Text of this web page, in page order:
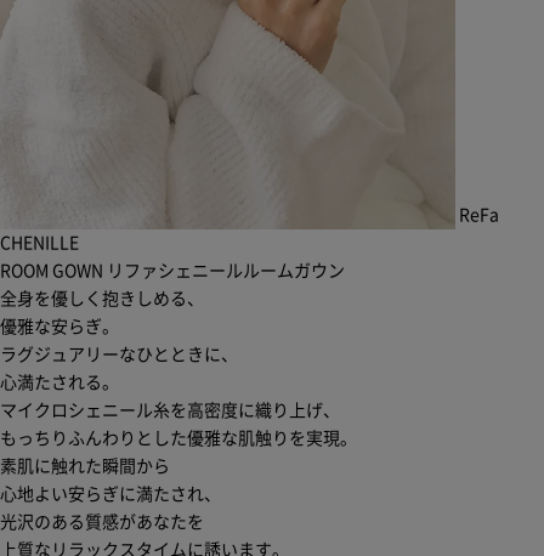
ReFa
CHENILLE
ROOM GOWN リファシェニールルームガウン
全身を優しく抱きしめる、
優雅な安らぎ。
ラグジュアリーなひとときに、
心満たされる。
マイクロシェニール糸を高密度に織り上げ、
もっちりふんわりとした優雅な肌触りを実現。
素肌に触れた瞬間から
心地よい安らぎに満たされ、
光沢のある質感があなたを
上質なリラックスタイムに誘います。